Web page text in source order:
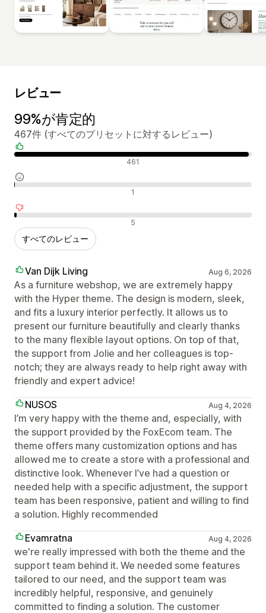
レビュー
99%が肯定的
467件 (すべてのプリセットに対するレビュー)
肯定的なレビュー 461
中間的なレビュー 1
否定的なレビュー 5
すべてのレビュー
Van Dijk Living Aug 6, 2026
As a furniture webshop, we are extremely happy
with the Hyper theme. The design is modern, sleek,
and fits a luxury interior perfectly. It allows us to
present our furniture beautifully and clearly thanks
to the many flexible layout options. On top of that,
the support from Jolie and her colleagues is top-
notch; they are always ready to help right away with
friendly and expert advice!
NUSOS
Aug 4, 2026
I’m very happy with the theme and, especially, with
the support provided by the FoxEcom team. The
theme offers many customization options and has
allowed me to create a store with a professional and
distinctive look. Whenever I’ve had a question or
needed help with a specific adjustment, the support
team has been responsive, patient and willing to find
a solution. Highly recommended
Evamratna
Aug 4, 2026
we're really impressed with both the theme and the
support team behind it. We needed some features
tailored to our need, and the support team was
incredibly helpful, responsive, and genuinely
committed to finding a solution. The customer